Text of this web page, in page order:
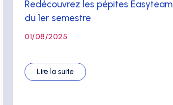
Redécouvrez les pépites Easyteam
du 1er semestre
01/08/2025
Lire la suite